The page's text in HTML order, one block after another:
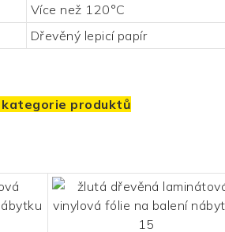
Více než 120°C
Dřevěný lepicí papír
kategorie produktů